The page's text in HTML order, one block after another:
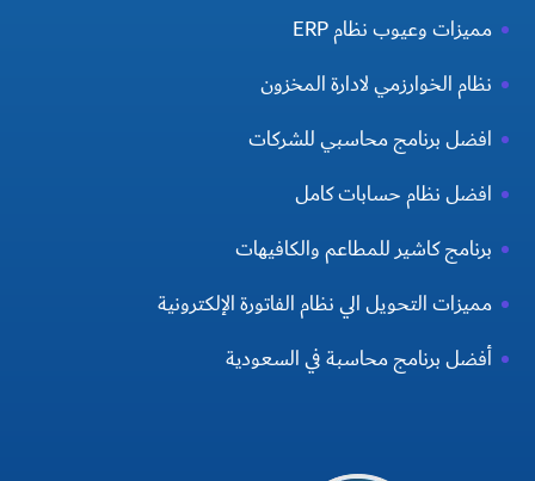
مميزات وعيوب نظام ERP
نظام الخوارزمي لادارة المخزون
افضل برنامج محاسبي للشركات
افضل نظام حسابات كامل
برنامج كاشير للمطاعم والكافيهات
مميزات التحويل الي نظام الفاتورة الإلكترونية
أفضل برنامج محاسبة في السعودية